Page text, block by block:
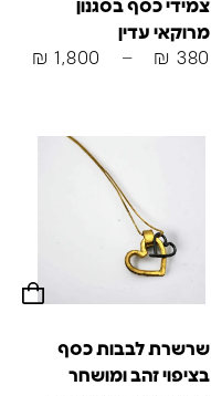
צמידי כסף בסגנון
מרוקאי עדין
₪ 380
–
₪ 1,800
שרשרת לבבות כסף
בציפוי זהב ומושחר